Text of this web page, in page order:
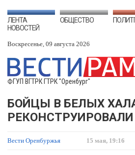
ЛЕНТА
НОВОСТЕЙ
ОБЩЕСТВО
Воскресенье, 09 августа 2026
ФГУП ВГТРК ГТРК "Оренбург"
БОЙЦЫ В БЕЛЫХ
РЕКОНСТРУИРОВАЛИ
Вести Оренбуржья 15 мая, 19:16